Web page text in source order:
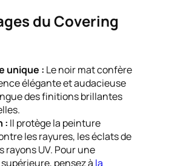
du Covering
unique : Le noir mat confère
élégante et audacieuse
des finitions brillantes
: Il protège la peinture
les rayures, les éclats de
rayons UV. Pour une
pensez à la